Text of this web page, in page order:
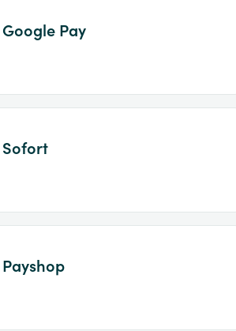
Google Pay
Sofort
Payshop